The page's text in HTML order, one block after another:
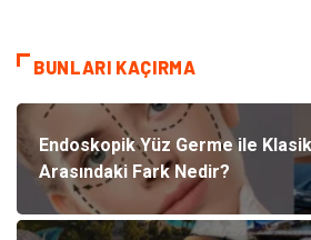
BUNLARI KAÇIRMA
Endoskopik Yüz Germe ile
Arasındaki Fark Nedir?